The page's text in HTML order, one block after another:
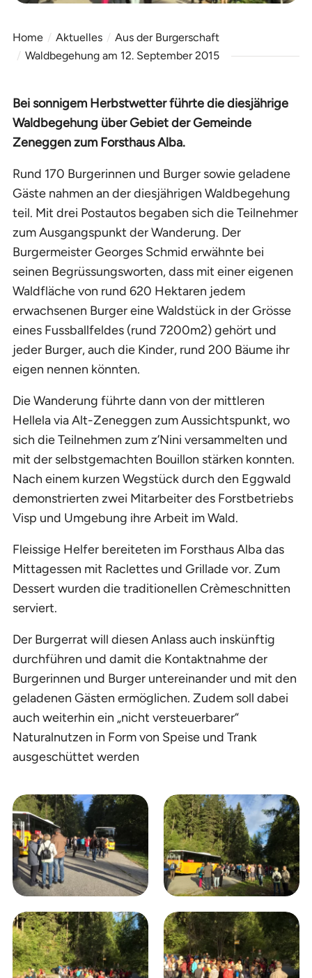
Home Aktuelles
Aus der Burgerschaft
Waldbegehung am 12. September 2015
Bei sonnigem Herbstwetter führte die diesjährige
Waldbegehung über Gebiet der Gemeinde
Zeneggen zum Forsthaus Alba.
Rund 170 Burgerinnen und Burger sowie geladene
Gäste nahmen an der diesjährigen Waldbegehung
teil. Mit drei Postautos begaben sich die Teilnehmer
zum Ausgangspunkt der Wanderung. Der
Burgermeister Georges Schmid erwähnte bei
seinen Begrüssungsworten, dass mit einer eigenen
Waldfläche von rund 620 Hektaren jedem
erwachsenen Burger eine Waldstück in der Grösse
eines Fussballfeldes (rund 7200m2) gehört und
jeder Burger, auch die Kinder, rund 200 Bäume ihr
eigen nennen könnten.
Die Wanderung führte dann von der mittleren
Hellela via Alt-Zeneggen zum Aussichtspunkt, wo
sich die Teilnehmen zum z’Nini versammelten und
mit der selbstgemachten Bouillon stärken konnten.
Nach einem kurzen Wegstück durch den Eggwald
demonstrierten zwei Mitarbeiter des Forstbetriebs
Visp und Umgebung ihre Arbeit im Wald.
Fleissige Helfer bereiteten im Forsthaus Alba das
Mittagessen mit Raclettes und Grillade vor. Zum
Dessert wurden die traditionellen Crèmeschnitten
serviert.
Der Burgerrat will diesen Anlass auch inskünftig
durchführen und damit die Kontaktnahme der
Burgerinnen und Burger untereinander und mit den
geladenen Gästen ermöglichen. Zudem soll dabei
auch weiterhin ein „nicht versteuerbarer“
Naturalnutzen in Form von Speise und Trank
ausgeschüttet werden